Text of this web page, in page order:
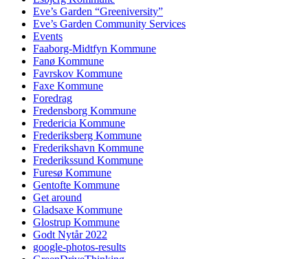
Eve’s Garden “Greeniversity”
Eve’s Garden Community Services
Events
Faaborg-Midtfyn Kommune
Fanø Kommune
Favrskov Kommune
Faxe Kommune
Foredrag
Fredensborg Kommune
Fredericia Kommune
Frederiksberg Kommune
Frederikshavn Kommune
Frederikssund Kommune
Furesø Kommune
Gentofte Kommune
Get around
Gladsaxe Kommune
Glostrup Kommune
Godt Nytår 2022
google-photos-results